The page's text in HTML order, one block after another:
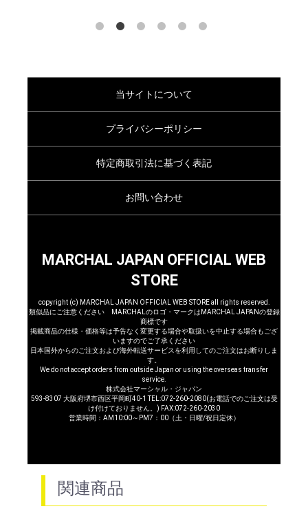
当サイトについて
プライバシーポリシー
特定商取引法に基づく表記
お問い合わせ
MARCHAL JAPAN OFFICIAL WEB
STORE
copyright (c) MARCHAL JAPAN OFFICIAL WEB STORE all rights reserved.
類似品にご注意ください MARCHALのロゴ・マークはMARCHAL JAPANの登録
商標です
掲載商品の仕様・価格等は予告なく変更する場合や取扱いを中止する場合もござ
いますのでご了承ください
日本国外からのご注文および海外転送サービスを利用してのご注文はお断りしま
す。
We do not accept orders from outside Japan or using the overseas transfer
service.
株式会社マーシャル・ジャパン
593-8307 大阪府堺市西区平岡町40-1 TEL:072-260-2080(お電話でのご注文は受
け付けておりません。) FAX:072-260-2030
営業時間：AM10:00～PM7：00（土・日曜/祝日定休）
関連商品